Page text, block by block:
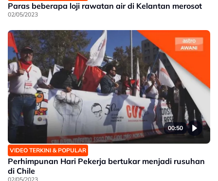
Paras beberapa loji rawatan air di Kelantan merosot
02/05/2023
00:50
VIDEO TERKINI & POPULAR
Perhimpunan Hari Pekerja bertukar menjadi rusuhan
di Chile
02/05/2023